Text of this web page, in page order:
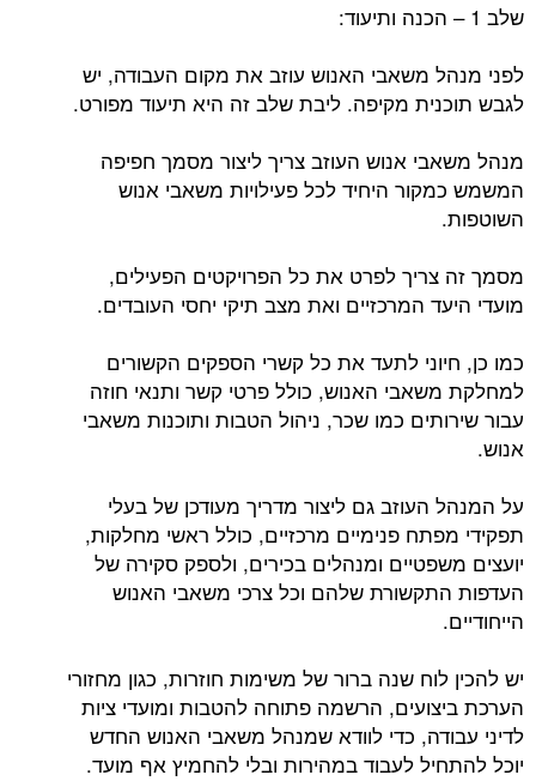
שלב 1 – הכנה ותיעוד:
לפני מנהל משאבי האנוש עוזב את מקום העבודה, יש
לגבש תוכנית מקיפה. ליבת שלב זה היא תיעוד מפורט.
מנהל משאבי אנוש העוזב צריך ליצור מסמך חפיפה
המשמש כמקור היחיד לכל פעילויות משאבי אנוש
השוטפות.
מסמך זה צריך לפרט את כל הפרויקטים הפעילים,
מועדי היעד המרכזיים ואת מצב תיקי יחסי העובדים.
כמו כן, חיוני לתעד את כל קשרי הספקים הקשורים
למחלקת משאבי האנוש, כולל פרטי קשר ותנאי חוזה
עבור שירותים כמו שכר, ניהול הטבות ותוכנות משאבי
אנוש.
על המנהל העוזב גם ליצור מדריך מעודכן של בעלי
תפקידי מפתח פנימיים מרכזיים, כולל ראשי מחלקות,
יועצים משפטיים ומנהלים בכירים, ולספק סקירה של
העדפות התקשורת שלהם וכל צרכי משאבי האנוש
הייחודיים.
יש להכין לוח שנה ברור של משימות חוזרות, כגון מחזורי
הערכת ביצועים, הרשמה פתוחה להטבות ומועדי ציות
לדיני עבודה, כדי לוודא שמנהל משאבי האנוש החדש
יוכל להתחיל לעבוד במהירות ובלי להחמיץ אף מועד.